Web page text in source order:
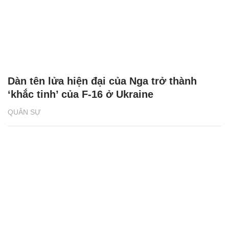
QUÂN SỰ
Dàn tên lửa hiện đại của Nga trở thành
‘khắc tinh’ của F-16 ở Ukraine